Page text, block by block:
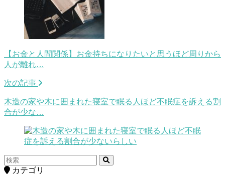
【お金と人間関係】お金持ちになりたいと思うほど周りから
人が離れ…
次の記事
木造の家や木に囲まれた寝室で眠る人ほど不眠症を訴える割
合が少な…
カテゴリ